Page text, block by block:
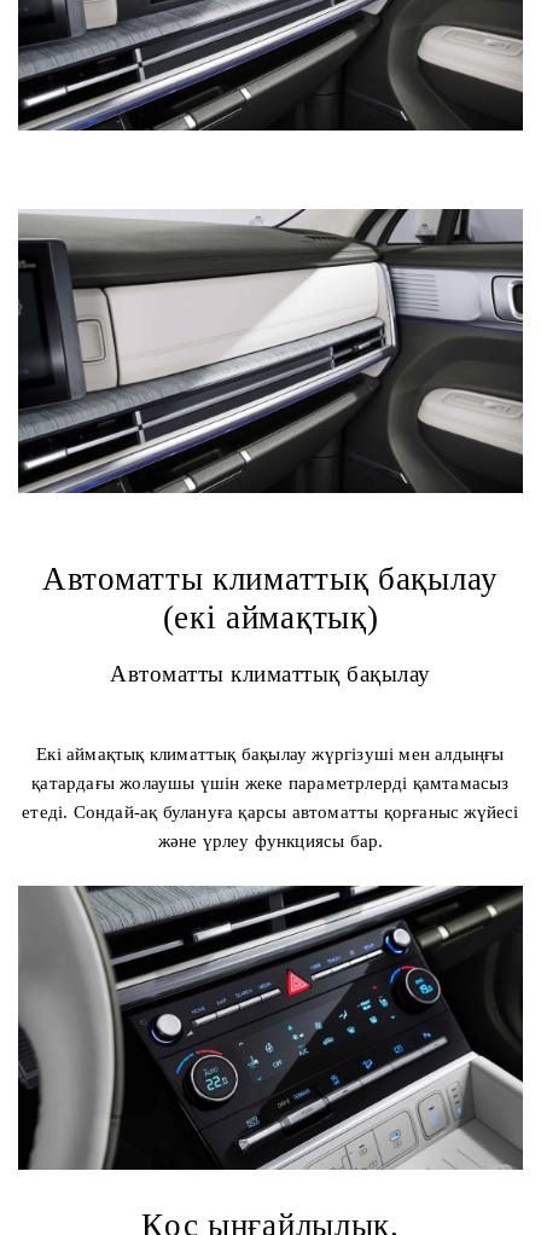
Автоматты климаттық бақылау
(екі аймақтық)
Автоматты климаттық бақылау
Екі аймақтық климаттық бақылау жүргізуші мен алдыңғы
қатардағы жолаушы үшін жеке параметрлерді қамтамасыз
етеді. Сондай-ақ булануға қарсы автоматты қорғаныс жүйесі
және үрлеу функциясы бар.
Қос ыңғайлылық.